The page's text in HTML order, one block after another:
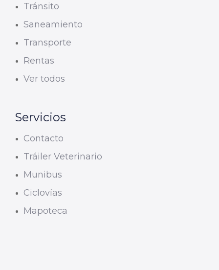
Tránsito
Saneamiento
Transporte
Rentas
Ver todos
Servicios
Contacto
Tráiler Veterinario
Munibus
Ciclovías
Mapoteca